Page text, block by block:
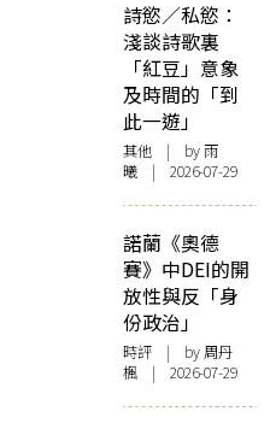
詩慾／私慾：
淺談詩歌裏
「紅豆」意象
及時間的「到
此一遊」
其他 | by 雨
曦 | 2026-07-29
諾蘭《奧德
賽》中DEI的開
放性與反「身
份政治」
時評 | by周丹
楓 | 2026-07-29